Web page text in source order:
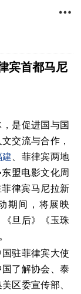

宾首都马尼
是促进国与国
交流与合作，
建 、菲律宾两地
盟电影文化周
律宾马尼拉新
期间，将展映
《旦后》《玉珠
驻菲律宾大使
了解协会、泰
区委宣传部、